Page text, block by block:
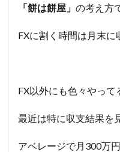
「餅は餅屋」 の考え方
FXに割く時間は月末
FX以外にも色々やって
最近は特に収支結果を
アベレージで月300万